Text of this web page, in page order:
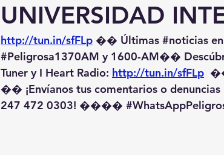
UNIVERSIDAD
http://tun.in/sfFLp �� Últimas #noticias en
#Peligrosa1370AM y 1600-AM��️
Tuner y I Heart Radio: http://tun.in/sfFLp
�� ¡Envíanos tus comentarios o
247 472 0303! ��️��